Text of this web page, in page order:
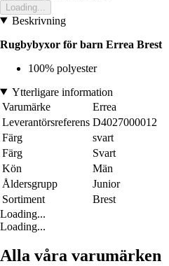
Loading...
Beskrivning
Rugbybyxor för barn Errea Brest
100% polyester
Ytterligare information
Varumärke
Errea
Leverantörsreferens D4027000012
Färg
svart
Färg
Svart
Kön
Män
Åldersgrupp
Junior
Sortiment
Brest
Loading...
Loading...
Alla våra varumärken